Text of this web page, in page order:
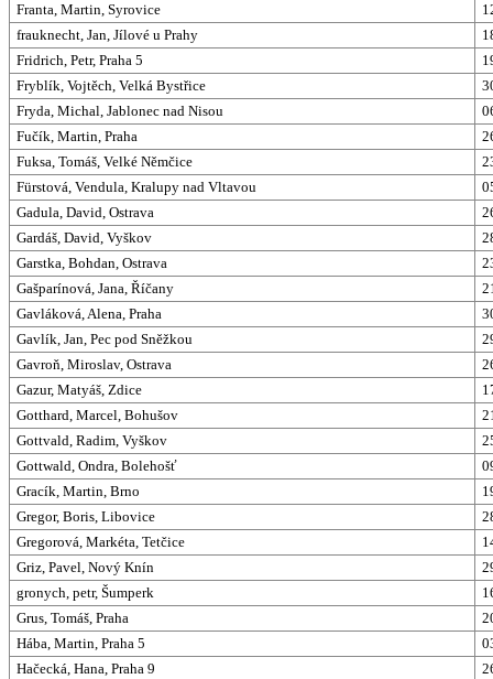
Franta, Martin, Syrovice
frauknecht, Jan, Jílové u Prahy
Fridrich, Petr, Praha 5
Fryblík, Vojtěch, Velká Bystřice
Fryda, Michal, Jablonec nad Nisou
Fučík, Martin, Praha
Fuksa, Tomáš, Velké Němčice
Fürstová, Vendula, Kralupy nad Vltavou
Gadula, David, Ostrava
Gardáš, David, Vyškov
Garstka, Bohdan, Ostrava
Gašparínová, Jana, Říčany
Gavláková, Alena, Praha
Gavlík, Jan, Pec pod Sněžkou
Gavroň, Miroslav, Ostrava
Gazur, Matyáš, Zdice
Gotthard, Marcel, Bohušov
Gottvald, Radim, Vyškov
Gottwald, Ondra, Bolehošť
Gracík, Martin, Brno
Gregor, Boris, Libovice
Gregorová, Markéta, Tetčice
Griz, Pavel, Nový Knín
gronych, petr, Šumperk
Grus, Tomáš, Praha
Hába, Martin, Praha 5
Hačecká, Hana, Praha 9